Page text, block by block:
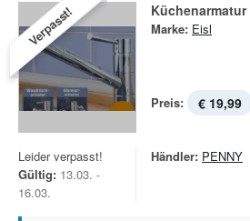
Verpasst! Küchenarmatur
Marke: Eisl
Preis: € 19,99
Leider verpasst!
Gültig: 13.03. -
16.03.
Händler: PENNY